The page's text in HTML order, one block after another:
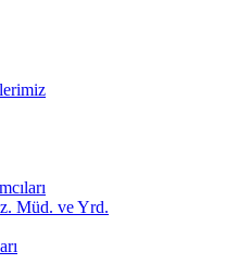
Müd. ve Yrd.